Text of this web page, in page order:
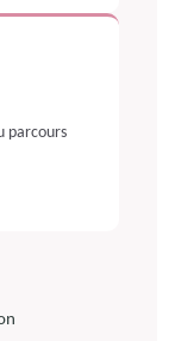
parcours